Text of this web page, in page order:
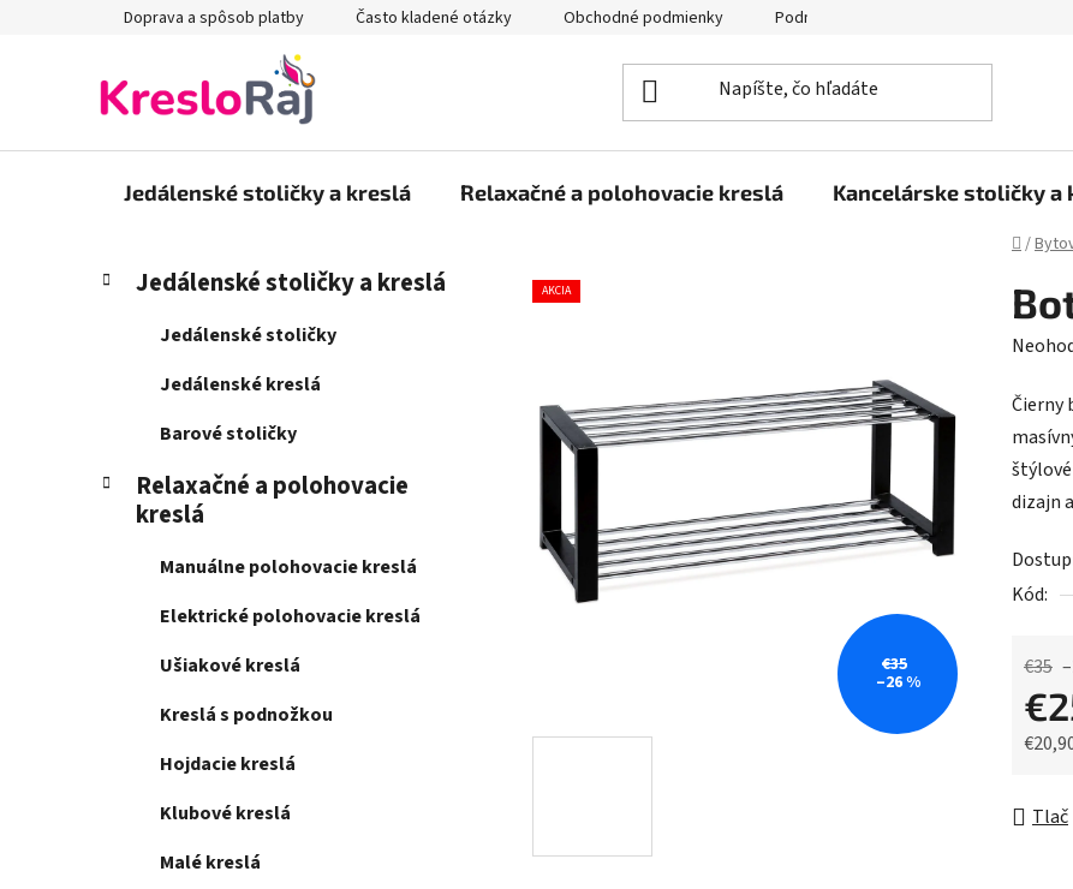
Doprava a spôsob platby Často kladené otázky Obchodné podmienky Podmienky ochrany osobných údajov
Jedálenské stoličky a kreslá Relaxačné a polohovacie kreslá Kancelárske stoličky a
Domov
/
B
n
Preskočiť
kategórie
K
a
e
Jedálenské stoličky a kreslá
Jedálenské stoličky
Jedálenské kreslá
Barové stoličky
Relaxačné a polohovacie
kreslá
Manuálne polohovacie kreslá
Elektrické polohovacie kreslá
Ušiakové kreslá
Kreslá s podnožkou
Hojdacie kreslá
Klubové kreslá
Malé kreslá
je
0,0
z
Čierny
dizajn
Kód:
€35
Tlač
AKCIA
€35
–26 %